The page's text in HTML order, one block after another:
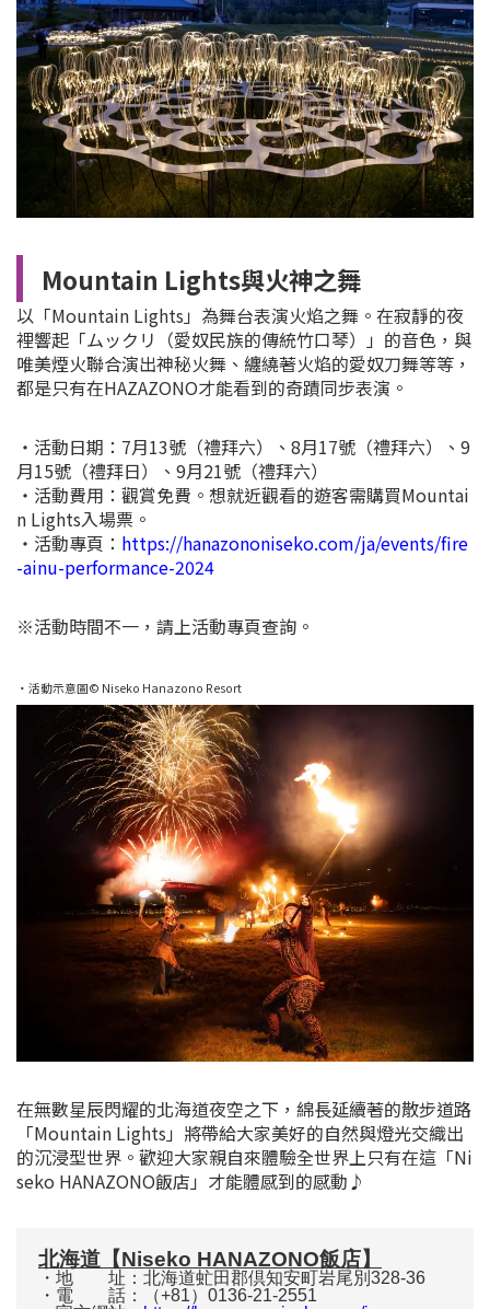
Mountain Lights與火神之舞
以「Mountain Lights」為舞台表演火焰之舞。在寂靜的夜
裡響起「ムックリ（愛奴民族的傳統竹口琴）」的音色，與
唯美煙火聯合演出神秘火舞、纏繞著火焰的愛奴刀舞等等，
都是只有在HAZAZONO才能看到的奇蹟同步表演。
・活動日期：7月13號（禮拜六）、8月17號（禮拜六）、9
月15號（禮拜日）、9月21號（禮拜六）
・活動費用：觀賞免費。想就近觀看的遊客需購買Mountai
n Lights入場票。
・活動專頁： https://hanazononiseko.com/ja/events/fire
-ainu-performance-2024
※活動時間不一，請上活動專頁查詢。
・活動示意圖© Niseko Hanazono Resort
在無數星辰閃耀的北海道夜空之下，綿長延續著的散步道路
「Mountain Lights」將帶給大家美好的自然與燈光交織出
的沉浸型世界。歡迎大家親自來體驗全世界上只有在這「Ni
seko HANAZONO飯店」才能體感到的感動♪
北海道【Niseko HANAZONO飯店】
・地 址：北海道虻田郡倶知安町岩尾別328-36
・電 話：（+81）0136-21-2551